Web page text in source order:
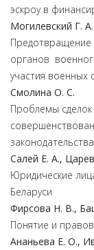
эскроу в
Могилевский Г.
органов
участия
Смолина О. С.
Проблемы
Салей Е. А.,
Юридические
Беларуси
Фирсова Н. В.,
Понятие и
Ананьева Е. О.,